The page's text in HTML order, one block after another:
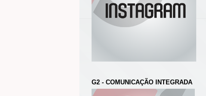
G2 - COMUNICAÇÃO INTEGRADA